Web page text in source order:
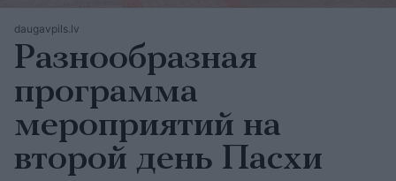
daugavpils.lv
Разнообразная
программа
мероприятий на
второй день Пасхи